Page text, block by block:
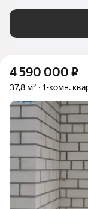
(городской
4 590 000 ₽
37,8 м² 1-комн.